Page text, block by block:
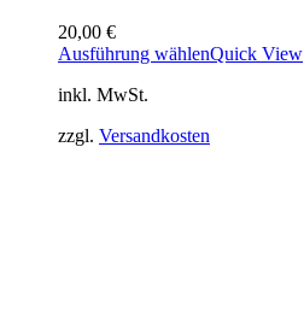
20,00 €
Ausführung wählenQuick View
inkl. MwSt.
zzgl. Versandkosten